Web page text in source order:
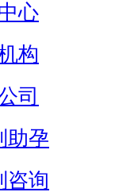
心
构
司
助孕
咨询